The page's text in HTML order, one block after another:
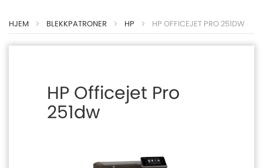
til
HJEM BLEKKPATRONER HP HP OFFICEJET PRO 251DW
HP Officejet Pro
251dw